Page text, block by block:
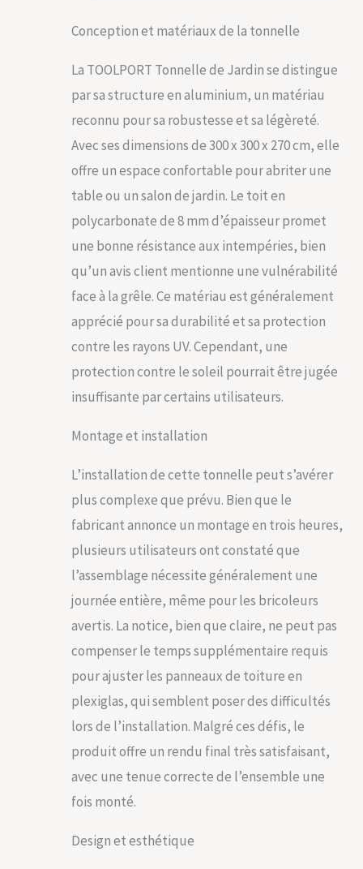
PROTECTION et
l’année : son toit
100% imperméable
est constitué de
plaques
polycarbonate d’une
épaisseur d'env. 8
mm avec un indice de
protection UV 50+.
ÉLEGANCE et
STABILITÉ : la
structure robuste en
aluminium garantit
une résistance aux
UV, à la corrosion et
aux intempéries. Les
profilés carrés :
d'env. 9x9 cm
MONTAGE RAPIDE ET
FACILE : facile à
monter grâce aux
poteaux et au
jonctions
performant. Temps
de montage est
d'environ 3 heures
avec 2 pers.
LIVRAISON : Profilés
en aluminium,
plaques en
polycarbonate, 4
parois latérales avec
des anneaux de
fixation, 8 chevilles
métalliques pour la
de montage, notice
de montage
Conception et matériaux de la tonnelle
La TOOLPORT Tonnelle de Jardin se distingue
par sa structure en aluminium, un matériau
reconnu pour sa robustesse et sa légèreté.
Avec ses dimensions de 300 x 300 x 270 cm, elle
offre un espace confortable pour abriter une
table ou un salon de jardin. Le toit en
polycarbonate de 8 mm d’épaisseur promet
une bonne résistance aux intempéries, bien
qu’un avis client mentionne une vulnérabilité
face à la grêle. Ce matériau est généralement
apprécié pour sa durabilité et sa protection
contre les rayons UV. Cependant, une
protection contre le soleil pourrait être jugée
insuffisante par certains utilisateurs.
Montage et installation
L’installation de cette tonnelle peut s’avérer
plus complexe que prévu. Bien que le
fabricant annonce un montage en trois heures,
plusieurs utilisateurs ont constaté que
l’assemblage nécessite généralement une
journée entière, même pour les bricoleurs
avertis. La notice, bien que claire, ne peut pas
compenser le temps supplémentaire requis
pour ajuster les panneaux de toiture en
plexiglas, qui semblent poser des difficultés
lors de l’installation. Malgré ces défis, le
produit offre un rendu final très satisfaisant,
avec une tenue correcte de l’ensemble une
fois monté.
Design et esthétique